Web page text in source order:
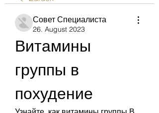
Совет Специалиста
26. August 2023
Витамины
группы в
похудение